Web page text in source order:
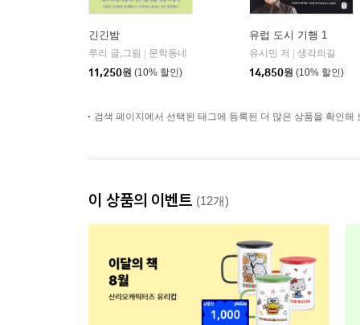
긴긴밤
루리 글,그림
문학동네
11,250원 (10% 할인)
유럽 도시 기행 1
유시민 저
생각의길
14,850원 (10% 할인)
검색 페이지에서 선택된 태그에 등록된 더 많은 상품을 확인해
이 상품의 이벤트 (12개)